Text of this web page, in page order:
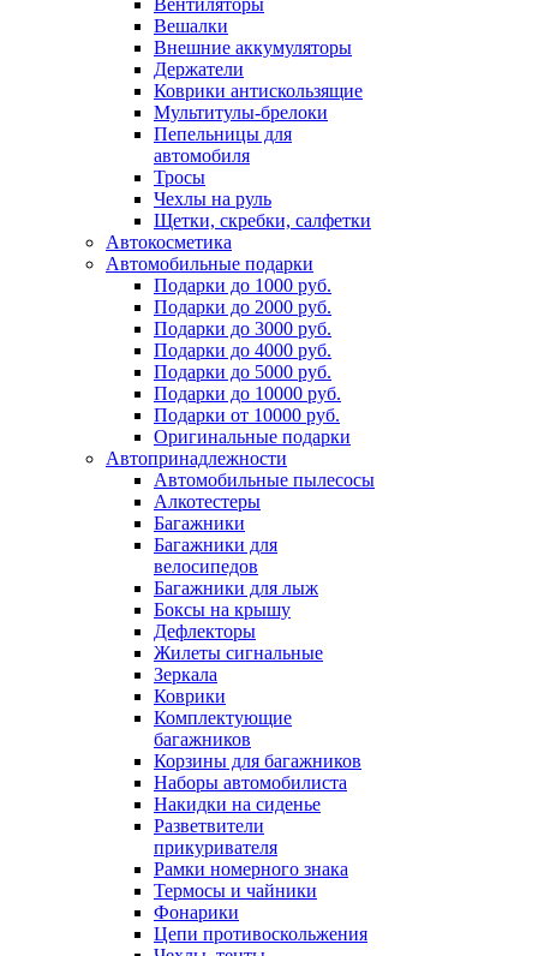
Вешалки
Внешние аккумуляторы
Держатели
Коврики антискользящие
Мультитулы-брелоки
Пепельницы для
автомобиля
Тросы
Чехлы на руль
Щетки, скребки, салфетки
Автокосметика
Автомобильные подарки
Подарки до 1000 руб.
Подарки до 2000 руб.
Подарки до 3000 руб.
Подарки до 4000 руб.
Подарки до 5000 руб.
Подарки до 10000 руб.
Подарки от 10000 руб.
Оригинальные подарки
Автопринадлежности
Автомобильные пылесосы
Алкотестеры
Багажники
Багажники для
велосипедов
Багажники для лыж
Боксы на крышу
Дефлекторы
Жилеты сигнальные
Зеркала
Коврики
Комплектующие
багажников
Корзины для багажников
Наборы автомобилиста
Накидки на сиденье
Разветвители
прикуривателя
Рамки номерного знака
Термосы и чайники
Фонарики
Цепи противоскольжения